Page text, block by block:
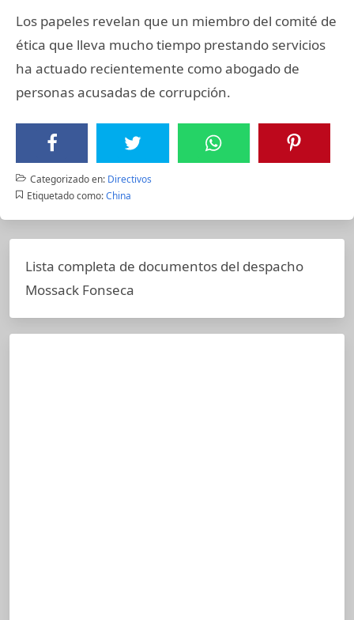
Los papeles revelan que un miembro del comité de
ética que lleva mucho tiempo prestando servicios
ha actuado recientemente como abogado de
personas acusadas de corrupción.
Categorizado en: Directivos
Etiquetado como: China
Lista completa de documentos del despacho
Mossack Fonseca